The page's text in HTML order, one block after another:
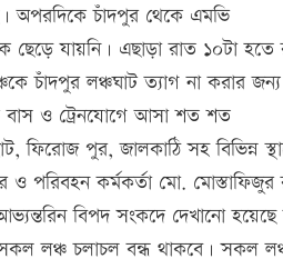
অপরদিকে চাঁদপুর থেকে এমভি
ছেড়ে যায়নি। এছাড়া রাত ১০টা হতে
চাঁদপুর লঞ্চঘাট ত্যাগ না করার
বাস ও ট্রেনযোগে আসা শত শত
ফিরোজ পুর, জালকাঠি সহ বিভিন্ন
ও পরিবহন কর্মকর্তা মো. মোস্তাফিজুর
বিপদ সংকদে দেখানো
সকল লঞ্চ চলাচল বন্ধ থাকবে। সকল